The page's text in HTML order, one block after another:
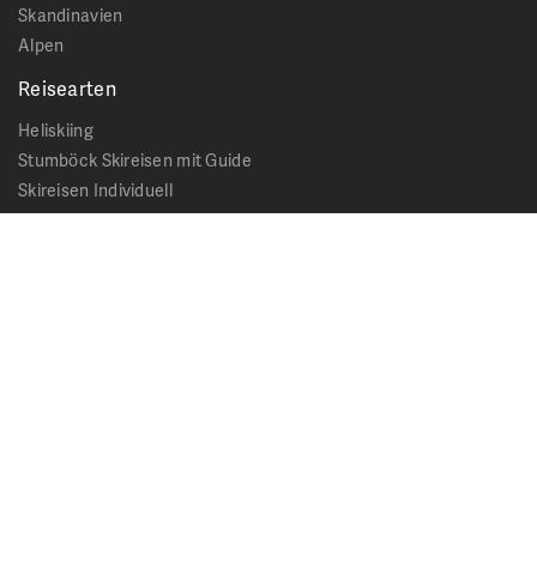
Skandinavien
Alpen
Reisearten
Heliskiing
Stumböck Skireisen mit Guide
Skireisen Individuell
Catskiing